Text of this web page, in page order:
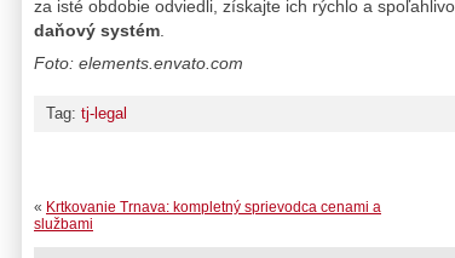
za isté obdobie odviedli, získajte ich rýchlo a
daňový systém
Foto: elements.envato.com
Tag: tj-legal
« Krtkovanie Trnava: kompletný sprievodca cenami a
službami